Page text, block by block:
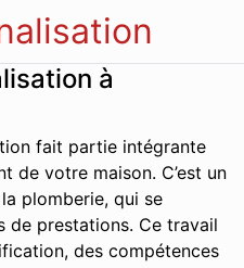
à
fait partie intégrante
de votre maison. C’est un
plomberie, qui se
de prestations. Ce travail
des compétences